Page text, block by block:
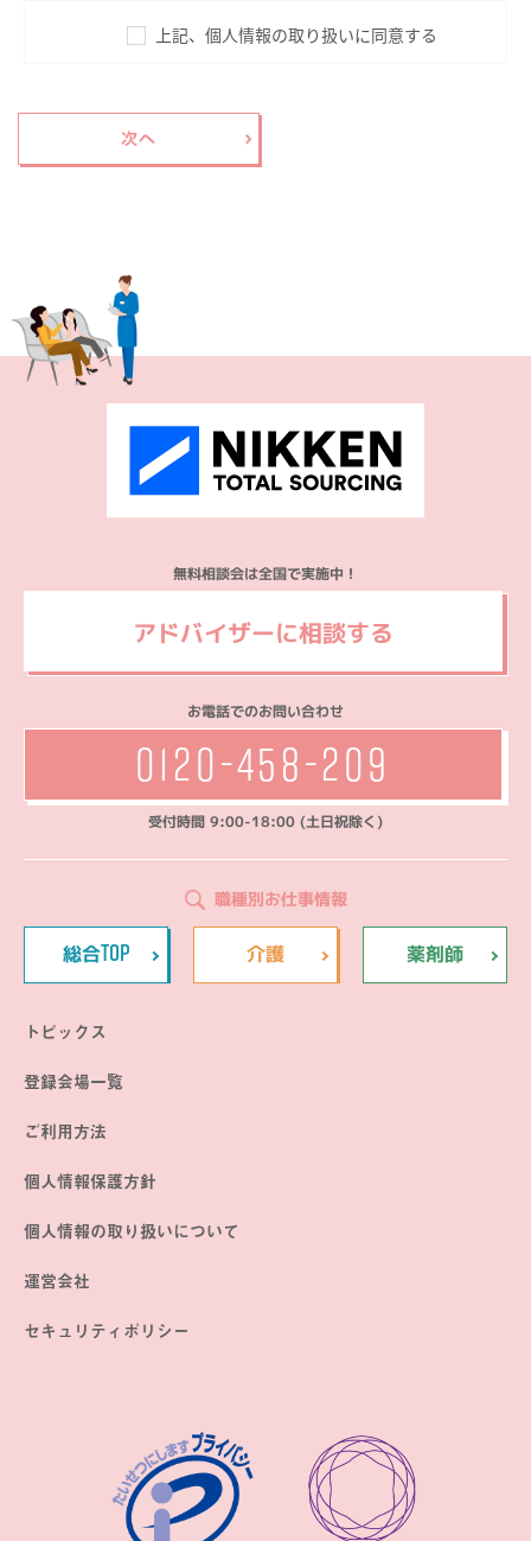
上記、個人情報の取り扱いに同意する
無料相談会は全国で実施中！
アドバイザーに相談する
お電話でのお問い合わせ
0120-458-209
受付時間 9:00-18:00 (土日祝除く)
職種別お仕事情報
総合TOP 介護 薬剤師
トピックス
登録会場一覧
ご利用方法
個人情報保護方針
個人情報の取り扱いについて
運営会社
セキュリティポリシー